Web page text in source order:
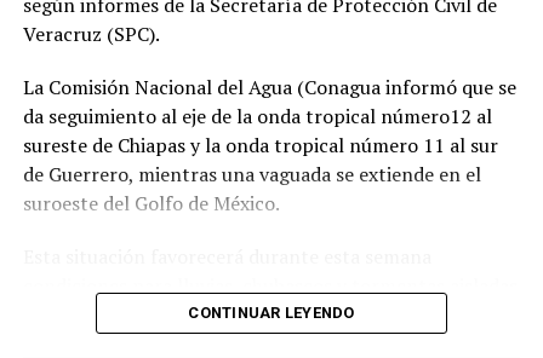
las carreteras”, expresó un
familiar, exigiendo justicia.
El caso ha encendido el debate sobre la corrupción en la
Fiscalía y la impunidad que beneficia a conductores
responsables de muertes viales.
Veracruz (SPC).
La Comisión Nacional del Agua (Conagua informó que se
da seguimiento al eje de la onda tropical número12 al
sureste de Chiapas y la onda tropical número 11 al sur
de Guerrero, mientras una vaguada se extiende en el
suroeste del Golfo de México.
generalmente matutinas y nocturnas en zonas de costas
y, por las tardes-noches sobre regiones de montaña y
CONTINUAR LEYENDO